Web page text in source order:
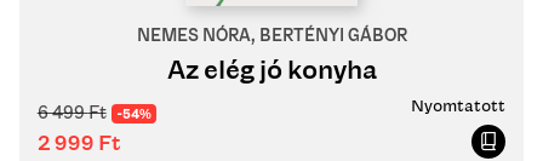
NEMES NÓRA, BERTÉNYI GÁBOR
Az elég jó konyha
6 499Ft -54%
2 999 Ft
Nyomtatott